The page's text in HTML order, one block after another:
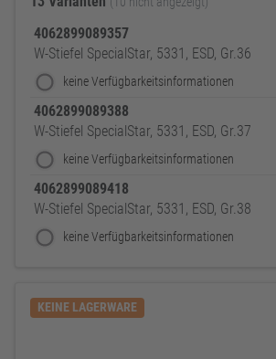
4062899089357
W-Stiefel SpecialStar, 5331, ESD, Gr.36
keine Verfügbarkeitsinformationen
4062899089388
W-Stiefel SpecialStar, 5331, ESD, Gr.37
keine Verfügbarkeitsinformationen
4062899089418
W-Stiefel SpecialStar, 5331, ESD, Gr.38
keine Verfügbarkeitsinformationen
KEINE LAGERWARE